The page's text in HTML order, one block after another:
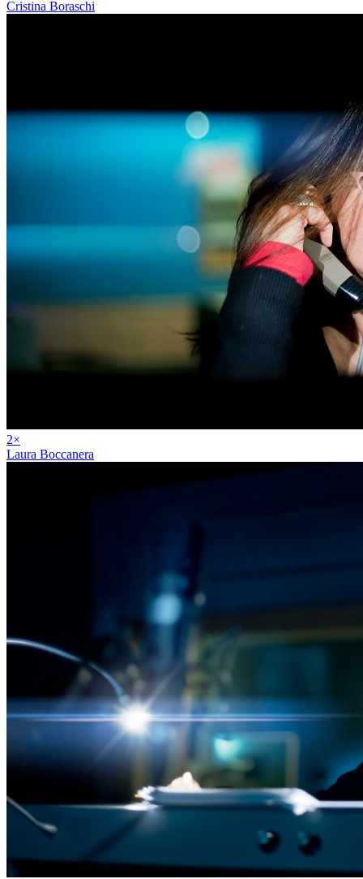
Cristina Boraschi
2×
Laura Boccanera